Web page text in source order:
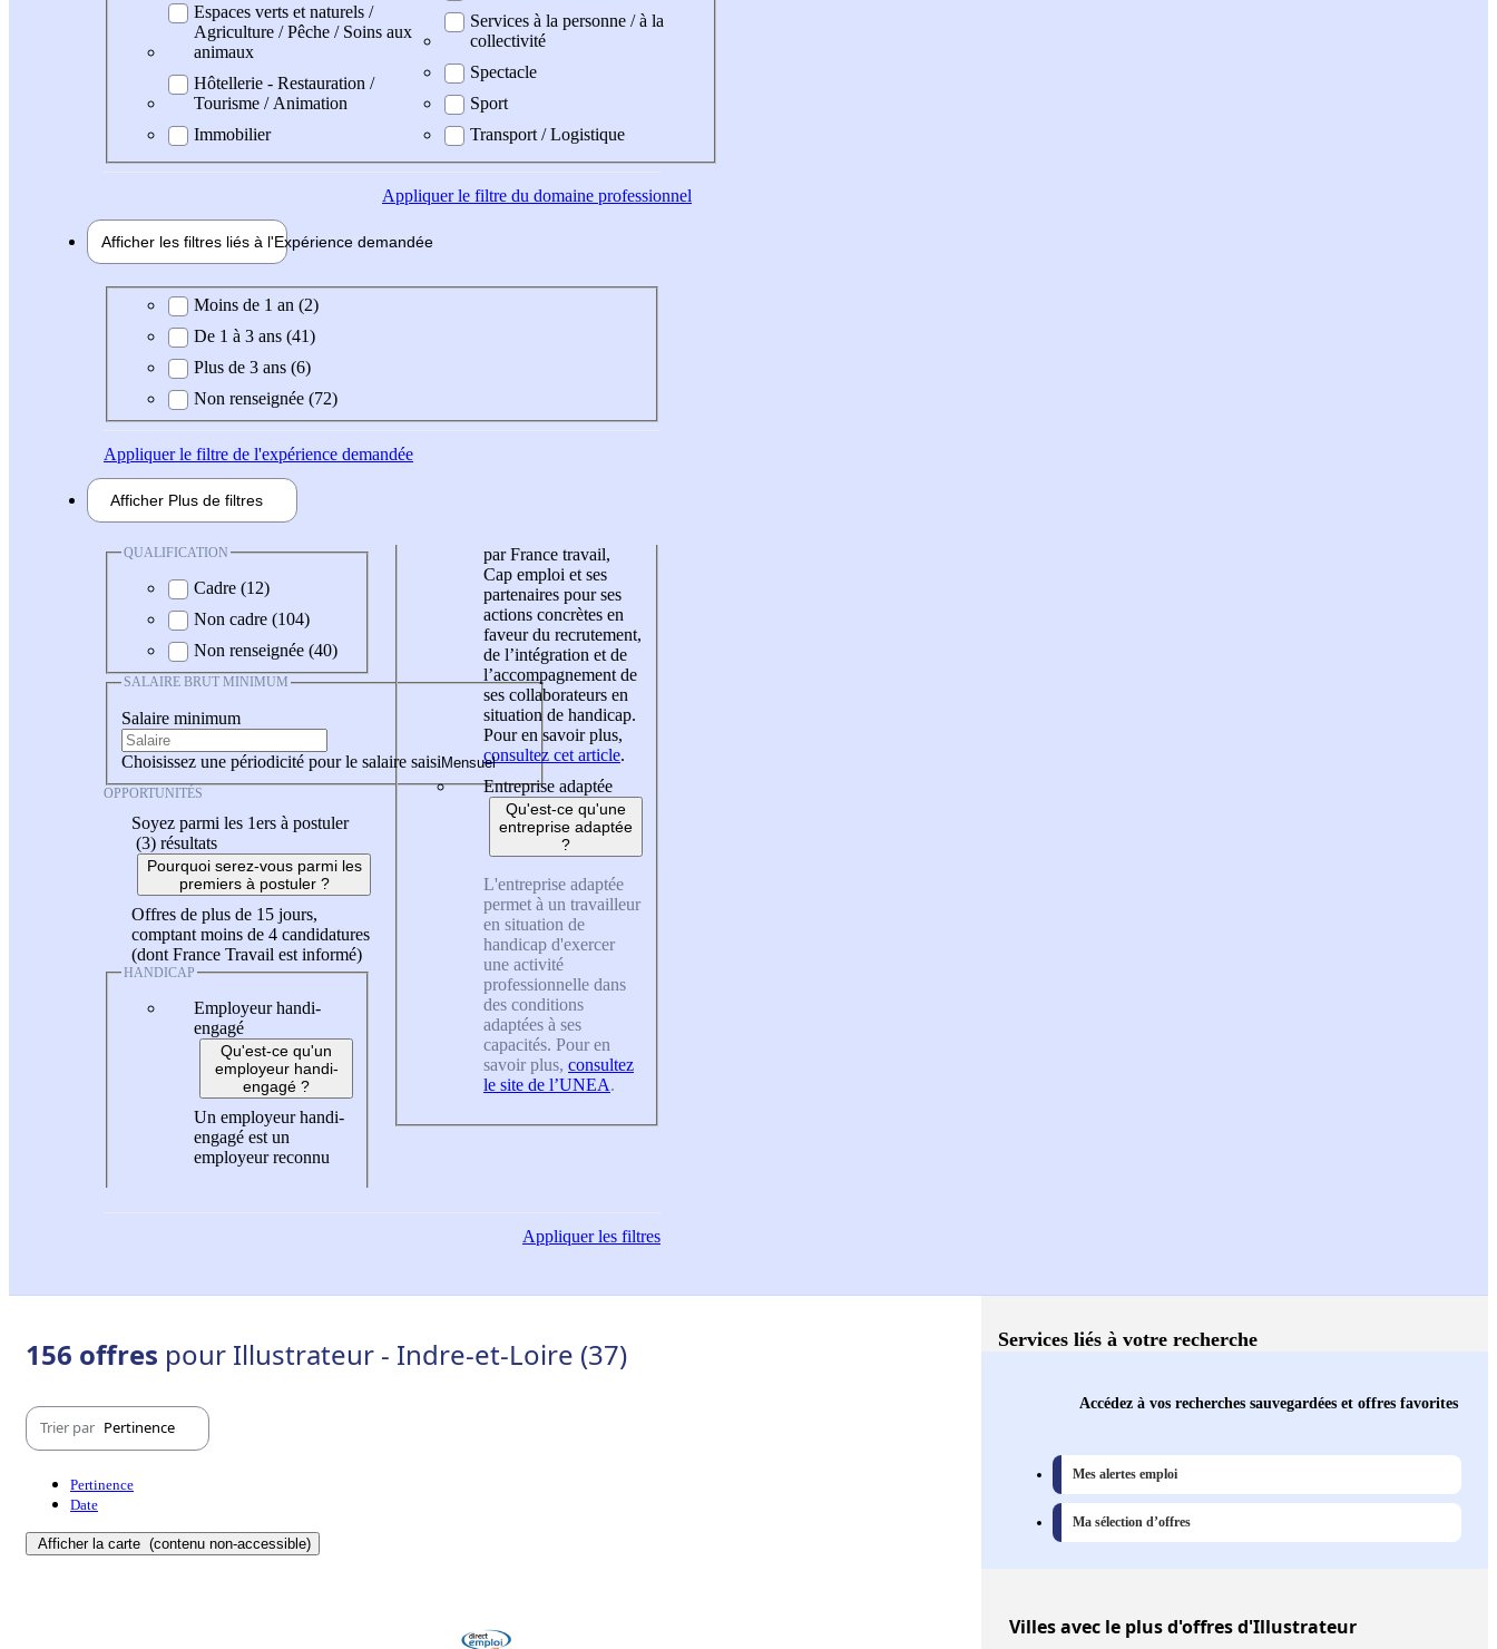
Espaces verts et naturels /
Agriculture / Pêche / Soins aux
animaux
Hôtellerie - Restauration /
Tourisme / Animation
Immobilier
Services à la personne / à la
collectivité
Spectacle
Sport
Transport / Logistique
Appliquerle filtre du domaine professionnel
Afficher les filtres liés à l'Expérience demandée
Expérience demandée
Moins de 1 an (2)
De 1 à 3 ans (41)
Plus de 3 ans (6)
Non renseignée (72)
Appliquerle filtre de l'expérience demandée
Afficher Plus de filtres
QUALIFICATION
Cadre (12)
Non cadre (104)
Non renseignée (40)
SALAIRE BRUT MINIMUM
Salaire minimum
Choisissez une périodicité pour le salaire saisi
OPPORTUNITÉS
Soyez parmi les 1ers à postuler
(3) résultats
Pourquoi serez-vous parmi les
premiers à postuler ?
Offres de plus de 15 jours,
comptant moins de 4 candidatures
(dont France Travail est informé)
HANDICAP
Employeur handi-
engagé
Qu'est-ce qu'un
employeur handi-
engagé ?
Un employeur handi-
engagé est un
employeur reconnu
par France travail,
Cap emploi et ses
partenaires pour ses
actions concrètes en
faveur du recrutement,
de l’intégration et de
l’accompagnement de
ses collaborateurs en
situation de handicap.
Pour en savoir plus,
consultez cet article.
Entreprise adaptée
Qu'est-ce qu'une
entreprise adaptée
?
L'entreprise adaptée
permet à un travailleur
en situation de
handicap d'exercer
une activité
professionnelle dans
des conditions
adaptées à ses
capacités. Pour en
savoir plus, consultez
le site de l’UNEA.
Appliquerles filtres
156 offres pour Illustrateur - Indre-et-Loire (37)
Trier par Pertinence
Pertinence
Date
Afficher la carte (contenu non-accessible)
Services liés à votre recherche
Accédez à vos recherches sauvegardées et offres favorites
Mes alertes emploi
Ma sélection d’offres
Villesavec le plus d'offres d'Illustrateur